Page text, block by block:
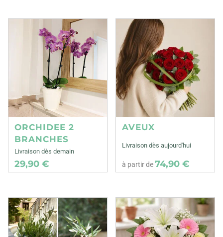
ORCHIDEE 2
BRANCHES
Livraison dès demain
29,90 €
AVEUX
Livraison dès aujourd'hui
à partir de74,90 €